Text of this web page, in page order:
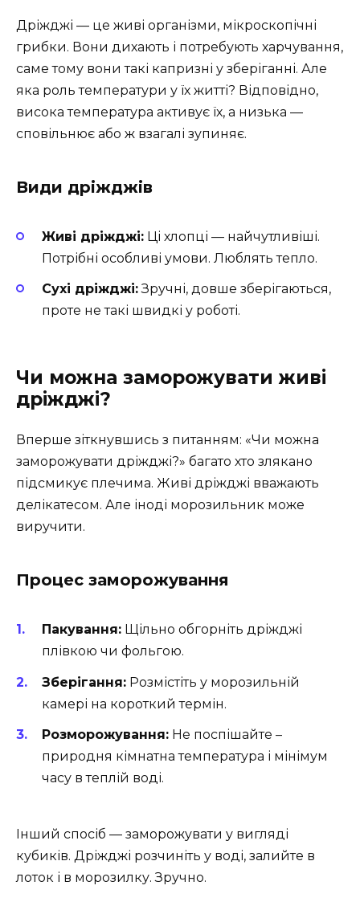
Дріжджі — це живі організми, мікроскопічні
грибки. Вони дихають і потребують харчування,
саме тому вони такі капризні у зберіганні. Але
яка роль температури у їх житті? Відповідно,
висока температура активує їх, а низька —
сповільнює або ж взагалі зупиняє.
Види дріжджів
Живі дріжджі: Ці хлопці — найчутливіші.
Потрібні особливі умови. Люблять тепло.
Сухі дріжджі:Зручні, довше зберігаються,
проте не такі швидкі у роботі.
Чи можна заморожувати живі
дріжджі?
Вперше зіткнувшись з питанням: «Чи можна
заморожувати дріжджі?» багато хто злякано
підсмикує плечима. Живі дріжджі вважають
делікатесом. Але іноді морозильник може
виручити.
Процес заморожування
Пакування: Щільно обгорніть дріжджі
плівкою чи фольгою.
Зберігання: Розмістіть у морозильній
камері на короткий термін.
Розморожування: Не поспішайте –
природня кімнатна температура і мінімум
часу в теплій воді.
Інший спосіб — заморожувати у вигляді
кубиків. Дріжджі розчиніть у воді, залийте в
лоток і в морозилку. Зручно.